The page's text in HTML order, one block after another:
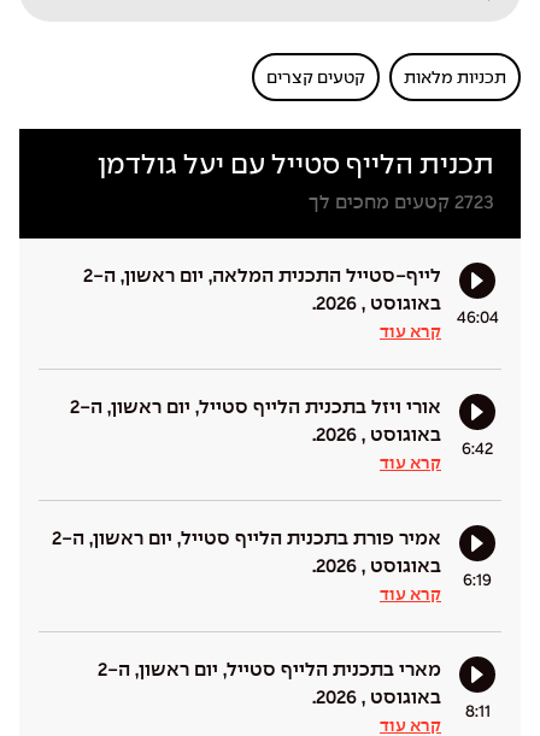
תכניות מלאות קטעים קצרים
תכנית הלייף סטייל עם יעל גולדמן
2723 קטעים מחכים לך
46:04
לייף-סטייל התכנית המלאה, יום ראשון, ה-2
באוגוסט , 2026.
קרא עוד
6:42
אורי ויזל בתכנית הלייף סטייל, יום ראשון, ה-2
באוגוסט , 2026.
קרא עוד
6:19
אמיר פורת בתכנית הלייף סטייל, יום ראשון, ה-2
באוגוסט , 2026.
קרא עוד
8:11
מארי בתכנית הלייף סטייל, יום ראשון, ה-2
באוגוסט , 2026.
קרא עוד